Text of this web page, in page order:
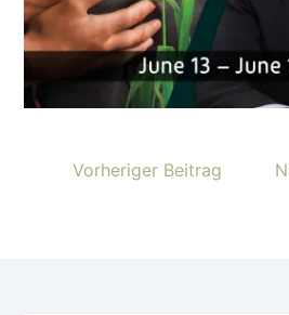
Vorheriger Beitrag